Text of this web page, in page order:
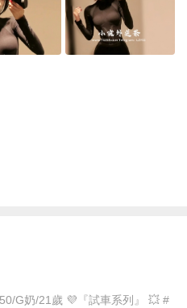
G奶/21歲 💜『試車系列』 💥 #